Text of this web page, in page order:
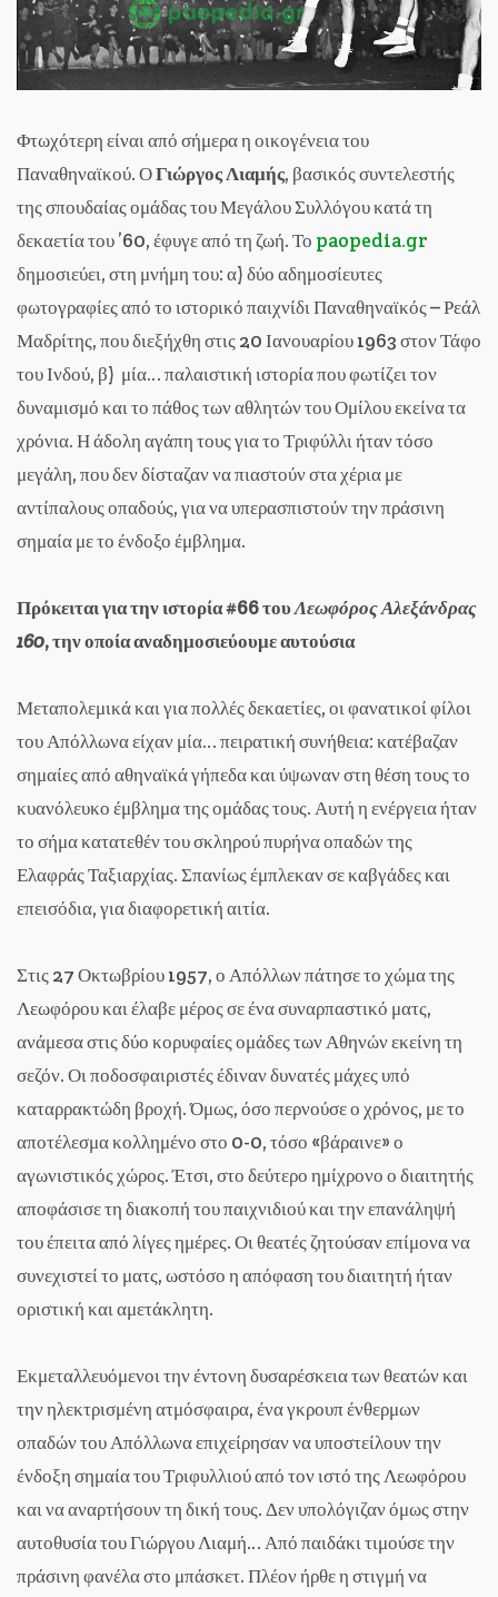
Φτωχότερη είναι από σήμερα η οικογένεια του
Παναθηναϊκού. ΟΓιώργος Λιαμής, βασικός συντελεστής
της σπουδαίας ομάδας του Μεγάλου Συλλόγου κατά τη
δεκαετία του ’60, έφυγε από τη ζωή. Το paopedia.gr
δημοσιεύει, στη μνήμη του: α) δύο αδημοσίευτες
φωτογραφίες από το ιστορικό παιχνίδι Παναθηναϊκός – Ρεάλ
Μαδρίτης, που διεξήχθη στις 20 Ιανουαρίου 1963 στον Τάφο
του Ινδού, β) μία… παλαιστική ιστορία που φωτίζει τον
δυναμισμό και το πάθος των αθλητών του Ομίλου εκείνα τα
χρόνια. Η άδολη αγάπη τους για το Τριφύλλι ήταν τόσο
μεγάλη, που δεν δίσταζαν να πιαστούν στα χέρια με
αντίπαλους οπαδούς, για να υπερασπιστούν την πράσινη
σημαία με το ένδοξο έμβλημα.
Πρόκειται για την ιστορία #66 τουΛεωφόρος Αλεξάνδρας
160, την οποία αναδημοσιεύουμε αυτούσια
Μεταπολεμικά και για πολλές δεκαετίες, οι φανατικοί φίλοι
του Απόλλωνα είχαν μία… πειρατική συνήθεια: κατέβαζαν
σημαίες από αθηναϊκά γήπεδα και ύψωναν στη θέση τους το
κυανόλευκο έμβλημα της ομάδας τους. Αυτή η ενέργεια ήταν
το σήμα κατατεθέν του σκληρού πυρήνα οπαδών της
Ελαφράς Ταξιαρχίας. Σπανίως έμπλεκαν σε καβγάδες και
επεισόδια, για διαφορετική αιτία.
Στις 27 Οκτωβρίου 1957, ο Απόλλων πάτησε το χώμα της
Λεωφόρου και έλαβε μέρος σε ένα συναρπαστικό ματς,
ανάμεσα στις δύο κορυφαίες ομάδες των Αθηνών εκείνη τη
σεζόν. Οι ποδοσφαιριστές έδιναν δυνατές μάχες υπό
καταρρακτώδη βροχή. Όμως, όσο περνούσε ο χρόνος, με το
αποτέλεσμα κολλημένο στο 0-0, τόσο «βάραινε» ο
αγωνιστικός χώρος. Έτσι, στο δεύτερο ημίχρονο ο διαιτητής
αποφάσισε τη διακοπή του παιχνιδιού και την επανάληψή
του έπειτα από λίγες ημέρες. Οι θεατές ζητούσαν επίμονα να
συνεχιστεί το ματς, ωστόσο η απόφαση του διαιτητή ήταν
οριστική και αμετάκλητη.
Εκμεταλλευόμενοι την έντονη δυσαρέσκεια των θεατών και
την ηλεκτρισμένη ατμόσφαιρα, ένα γκρουπ ένθερμων
οπαδών του Απόλλωνα επιχείρησαν να υποστείλουν την
ένδοξη σημαία του Τριφυλλιού από τον ιστό της Λεωφόρου
και να αναρτήσουν τη δική τους. Δεν υπολόγιζαν όμως στην
αυτοθυσία του Γιώργου Λιαμή… Από παιδάκι τιμούσε την
πράσινη φανέλα στο μπάσκετ. Πλέον ήρθε η στιγμή να